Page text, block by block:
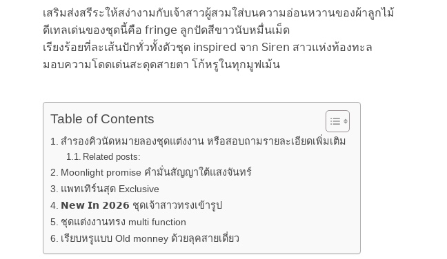
เสริมส่งสรีระให้สง่างามกับเจ้าสาวผู้สวมใส่บนความอ่อนหวานของผ้าลูกไม้
ดีเทลเด่นของชุดนี้คือ 𝖿𝗋𝗂𝗇𝗀𝖾 ลูกปัดสีขาวนับหมื่นเม็ด
เรียงร้อยที่ละเส้นปักทั่วทั้งตัวชุด 𝗂𝗇𝗌𝗉𝗂𝗋𝖾𝖽 จาก 𝖲𝗂𝗋𝖾𝗇 สาวแห่งท้องทะล
มอบความโดดเด่นสะดุดสายตา โก้หรูในทุกมูฟเม้น
Table of Contents
สำรองคิวนัดหมายลองชุดแต่งงาน หรือสอบถามรายละเอียดเพิ่มเติม
Related posts:
Moonlight promise คำมั่นสัญญาใต้แสงจันทร์
แพทเทิร์นสุด Exclusive
𝗡𝗲𝘄 𝗜𝗻 𝟮𝟬𝟮𝟲 ชุดเจ้าสาวทรงเข้ารูป
ชุดแต่งงานทรง​ multi function
เรียบหรู​แบบ​ Old​ monney ด้วยลุคสายเดี่ยว